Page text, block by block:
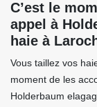
C’est le
appel à
haie à
Vous taillez vos
moment de les
Holderbaum